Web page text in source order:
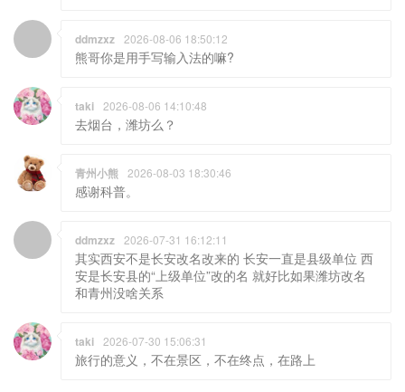
ddmzxz 2026-08-06 18:50:12
熊哥你是用手写输入法的嘛?
taki 2026-08-06 14:10:48
去烟台，潍坊么？
青州小熊 2026-08-03 18:30:46
感谢科普。
ddmzxz 2026-07-31 16:12:11
其实西安不是长安改名改来的 长安一直是县级单位 西
安是长安县的“上级单位”改的名 就好比如果潍坊改名
和青州没啥关系
taki 2026-07-30 15:06:31
旅行的意义，不在景区，不在终点，在路上